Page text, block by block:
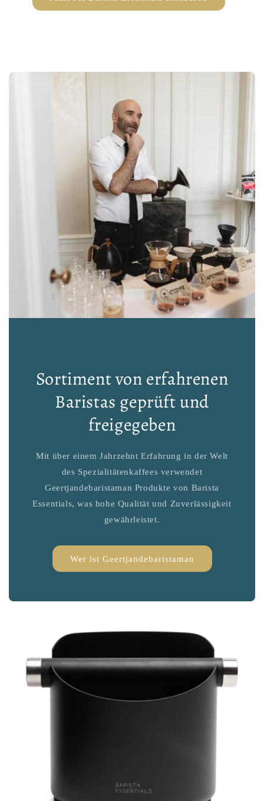
Sortiment von erfahrenen
Baristas geprüft und
freigegeben
Mit über einem Jahrzehnt Erfahrung in der Welt
des Spezialitätenkaffees verwendet
Geertjandebaristaman Produkte von Barista
Essentials, was hohe Qualität und Zuverlässigkeit
gewährleistet.
Wer ist Geertjandebaristaman